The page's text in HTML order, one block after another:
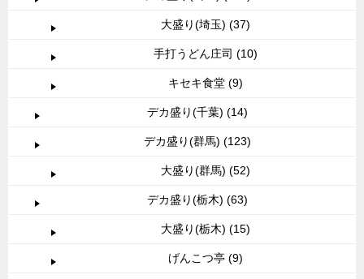
大盛り(埼玉) (37)
手打うどん庄司 (10)
キセキ食堂 (9)
デカ盛り(千葉) (14)
デカ盛り(群馬) (123)
大盛り(群馬) (52)
デカ盛り(栃木) (63)
大盛り(栃木) (15)
げんこつ亭 (9)